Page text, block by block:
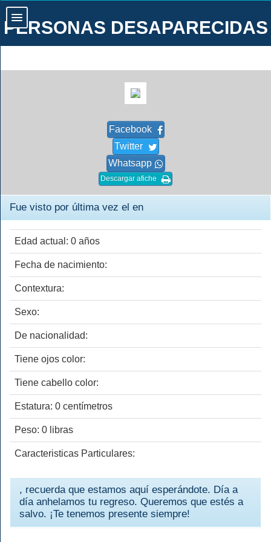
PERSONAS DESAPARECIDAS
Facebook
Twitter
Whatsapp
Descargar afiche
Fue visto por última vez el en
Edad actual: 0 años
Fecha de nacimiento:
Contextura:
Sexo:
De nacionalidad:
Tiene ojos color:
Tiene cabello color:
Estatura: 0 centímetros
Peso: 0 libras
Caracteristicas Particulares:
, recuerda que estamos aquí esperándote. Día a
día anhelamos tu regreso. Queremos que estés a
salvo. ¡Te tenemos presente siempre!